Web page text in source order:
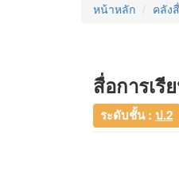
หน้าหลัก คลัง
สื่อการเรี
ระดับชั้น : ป.2